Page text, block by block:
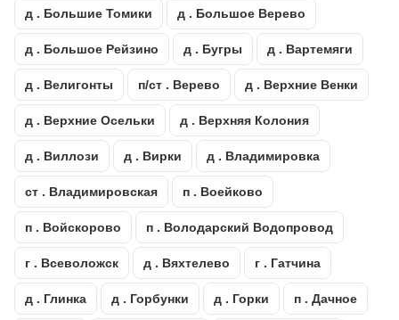
д . Большие Томики д . Большое Верево
д . Большое Рейзино д . Бугры д . Вартемяги
д . Велигонты п/ст . Верево д . Верхние Венки
д . Верхние Осельки д . Верхняя Колония
д . Виллози д . Вирки д . Владимировка
ст . Владимировская п . Воейково
п . Войскорово п . Володарский Водопровод
г . Всеволожск д . Вяхтелево г . Гатчина
д . Глинка д . Горбунки д . Горки п . Дачное